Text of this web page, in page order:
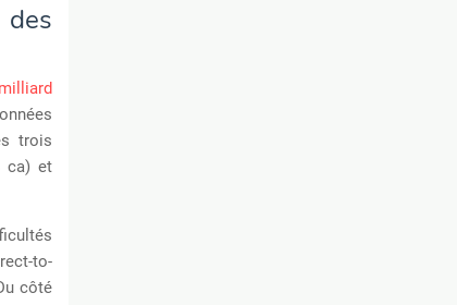
trois
ca) et
to-
côté